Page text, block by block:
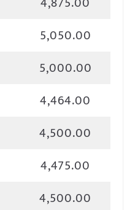
5,050.00
5,000.00
4,464.00
4,500.00
4,475.00
4,500.00